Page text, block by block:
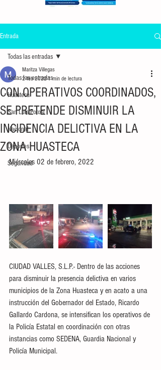
Entrada
Todas las entradas
Huasteca
San Luis Potosí
Nacional
Deportes
Seguridad
Todas las entradas
CON OPERATIVOS COORDINADOS,
SE PRETENDE DISMINUIR LA
INCIDENCIA DELICTIVA EN LA
ZONA HUASTECA
Maritza Villegas
2 feb 20221 min de lectura
Miércoles 02 de febrero, 2022
CIUDAD VALLES, S.L.P.- Dentro de las acciones
para disminuir la presencia delictiva en varios
municipios de la Zona Huasteca y en acato a una
instrucción del Gobernador del Estado, Ricardo
Gallardo Cardona, se intensifican los operativos de
la Policía Estatal en coordinación con otras
instancias como SEDENA, Guardia Nacional y
Policía Municipal.